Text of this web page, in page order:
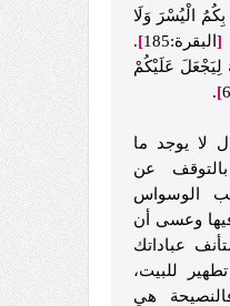
بِكُمُ الْيُسْرَ وَلَا
[ البقرة:185 ]
.
لِيَجْعَلَ عَلَيْكُمْ
]
.
لا يوجد ما
عن
الوسواس
وعسى أن
عباداتك
للبيت،
هي